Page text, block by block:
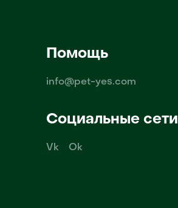
Помощь
info@pet-yes.com
Социальные сети
Vk Ok